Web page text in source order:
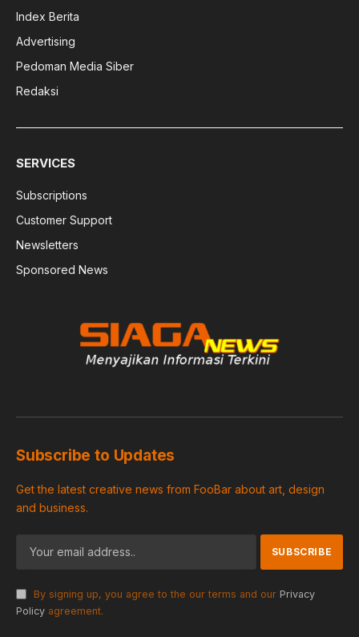
Index Berita
Advertising
Pedoman Media Siber
Redaksi
SERVICES
Subscriptions
Customer Support
Newsletters
Sponsored News
Subscribe to Updates
Get the latest creative news from FooBar about art, design
and business.
By signing up, you agree to the our terms and our Privacy
Policy agreement.